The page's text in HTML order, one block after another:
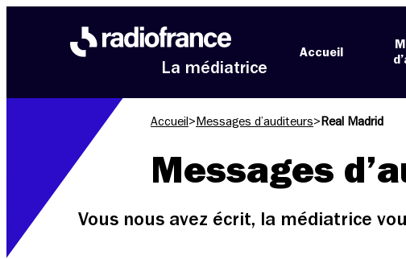
La médiatrice
Accueil
Accueil > Messages d’auditeurs> Real Madrid
Messages
Vous nous avez écrit, la médiatrice